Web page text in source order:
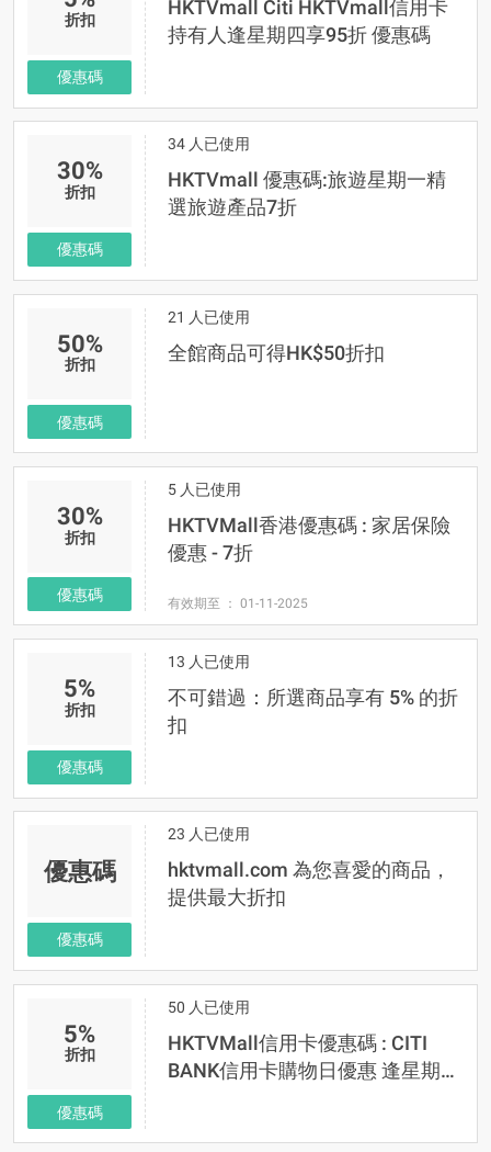
折扣
優惠碼
HKTVmall Citi HKTVmall信用卡
持有人逢星期四享95折 優惠碼
30%
折扣
優惠碼
34 人已使用
HKTVmall 優惠碼:旅遊星期一精
選旅遊產品7折
50%
折扣
優惠碼
21 人已使用
全館商品可得HK$50折扣
30%
折扣
優惠碼
5 人已使用
HKTVMall香港優惠碼 : 家居保險
優惠 - 7折
有效期至 ： 01-11-2025
5%
折扣
優惠碼
13 人已使用
不可錯過：所選商品享有 5% 的折
扣
優惠碼
優惠碼
23 人已使用
hktvmall.com 為您喜愛的商品，
提供最大折扣
5%
折扣
優惠碼
50 人已使用
HKTVMall信用卡優惠碼 : CITI
BANK信用卡購物日優惠 逢星期四